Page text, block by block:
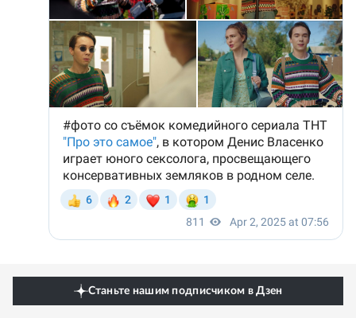
Станьте нашим подписчиком в Дзен